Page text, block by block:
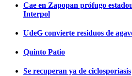
Cae en Zapopan prófugo
Interpol
UdeG convierte residuos de
Quinto Patio
Se recuperan ya de ciclosporiasis